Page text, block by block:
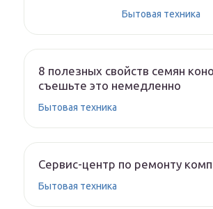
Бытовая техника
8 полезных свойств семян
съешьте это немедленно
Бытовая техника
Сервис-центр по ремонту
Бытовая техника